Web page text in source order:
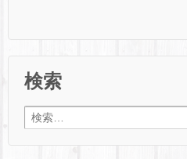
検索
検索: